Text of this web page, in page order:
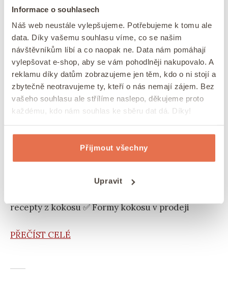
Informace o souhlasech
Náš web neustále vylepšujeme. Potřebujeme k tomu ale
data. Díky vašemu souhlasu víme, co se našim
návštěvníkům líbí a co naopak ne. Data nám pomáhají
vylepšovat e-shop, aby se vám pohodlněji nakupovalo. A
reklamu díky datům zobrazujeme jen těm, kdo o ni stojí a
zbytečně neotravujeme ty, kteří o nás nemají zájem. Bez
vašeho souhlasu ale střílíme naslepo, děkujeme proto
každému, kdo nám souhlas ke sběru dat dá. Díky!
Přijmout všechny
Upravit
Publikováno dne 11. 10. 2021
✅ Jaký je rozdíl mezi hnědým a mladým ✅ Jsou
recepty z kokosu ✅ Formy kokosu v prodeji
PŘEČÍST CELÉ